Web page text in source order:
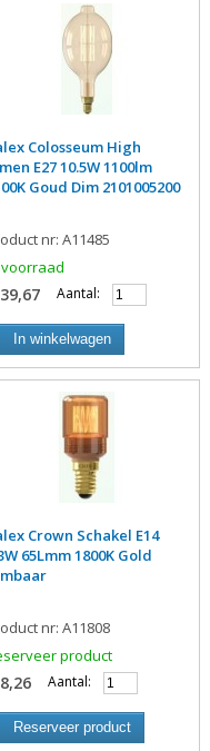
Colosseum High
E27 10.5W 1100lm
Goud Dim 2101005200
nr: A11485
Aantal:
In winkelwagen
Crown Schakel E14
65Lmm 1800K Gold
nr: A11808
product
Aantal:
Reserveer product